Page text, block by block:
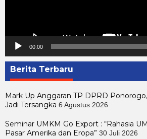
00:00
Berita Terbaru
Mark Up Anggaran TP DPRD
Jadi Tersangka 6 Agustus 2026
Seminar UMKM Go Export : “Rahasia
Pasar Amerika dan Eropa” 30 Juli 2026